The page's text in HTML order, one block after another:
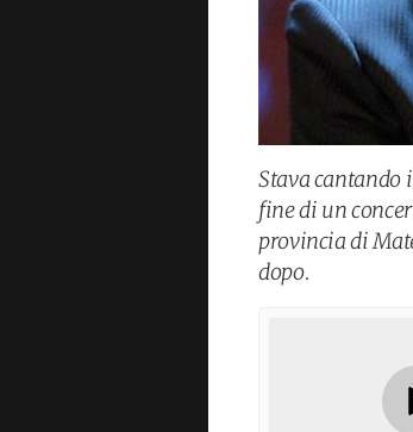
Stava cantando
fine di un
provincia di
dopo.